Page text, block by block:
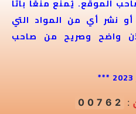
الموقع. يُمنع منعًا باتًا
نشر أي من المواد التي
واضح وصريح من صاحب
:
00762